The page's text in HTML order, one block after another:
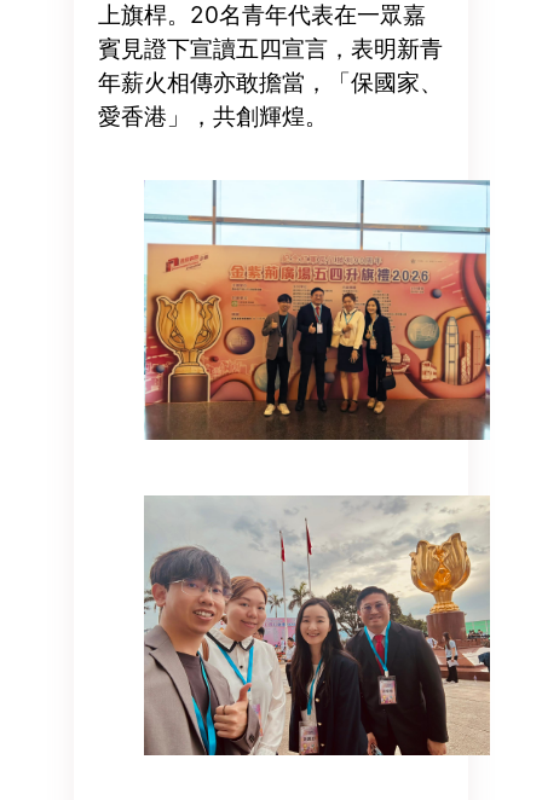
上旗桿。20名青年代表在一眾嘉
賓見證下宣讀五四宣言，表明新青
年薪火相傳亦敢擔當，「保國家、
愛香港」，共創輝煌。